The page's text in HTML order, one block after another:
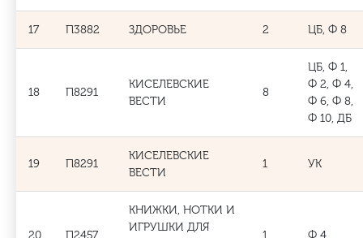
17 П3882 ЗДОРОВЬЕ 2 ЦБ, Ф 8
18 П8291
КИСЕЛЕВСКИЕ
ВЕСТИ
8
ЦБ, Ф 1,
Ф 2, Ф 4,
Ф 6, Ф 8,
Ф 10, ДБ
19 П8291
КИСЕЛЕВСКИЕ
ВЕСТИ
1 УК
20 П2457
КНИЖКИ, НОТКИ И
ИГРУШКИ ДЛЯ
1 Ф 4